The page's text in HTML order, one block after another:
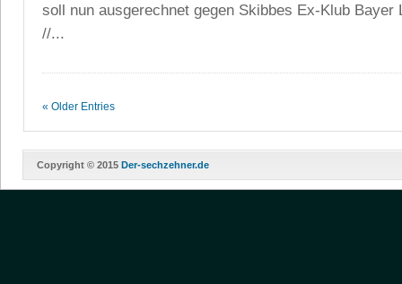
soll nun ausgerechnet gegen Skibbes Ex-Klub Bayer
//...
« Older Entries
Copyright © 2015 Der-sechzehner.de